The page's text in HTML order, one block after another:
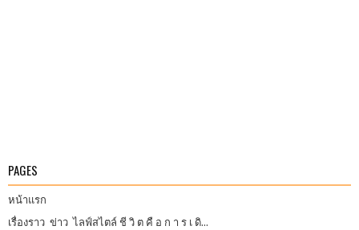
PAGES
หน้าแรก
เรื่องราว ข่าว ไลฟ์สไตล์ ชี วิ ต คื อ ก า ร เ ดิ...